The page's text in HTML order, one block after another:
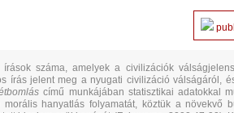
száma, amelyek a civilizációk
írás jelent meg a nyugati civilizáció válságáról,
című munkájában statisztikai adatokkal
hanyatlás folyamatát, köztük a növekvő